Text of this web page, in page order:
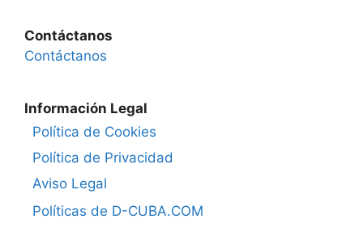
Contáctanos
Contáctanos
Información Legal
Política de Cookies
Política de Privacidad
Aviso Legal
Políticas de D-CUBA.COM